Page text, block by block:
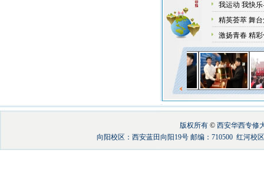
我运动 我快
精英荟萃 舞
激扬青春 精
版权所有 © 西安华西专修
向阳校区：西安蓝田向阳19号 邮编：710500 红河校